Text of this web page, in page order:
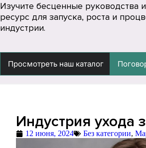
Изучите бесценные
ресурс для запуска, роста и
индустрии.
Просмотреть наш каталог
Индустрия ухода
12 июня, 2024 Без категории,